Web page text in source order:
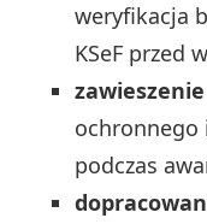
weryfikacja
KSeF przed
ochronnego
podczas